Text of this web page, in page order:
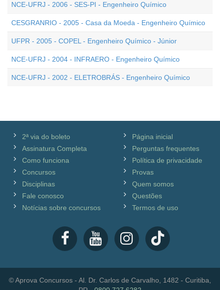
NCE-UFRJ - 2006 - SES-PI - Engenheiro Químico
CESGRANRIO - 2005 - Casa da Moeda - Engenheiro Químico
UFPR - 2005 - COPEL - Engenheiro Químico - Júnior
NCE-UFRJ - 2004 - INFRAERO - Engenheiro Químico
NCE-UFRJ - 2002 - ELETROBRÁS - Engenheiro Químico
2ª via do boleto
Assinatura Completa
Como funciona
Concursos
Disciplinas
Fale conosco
Notícias sobre concursos
Página inicial
Perguntas frequentes
Política de privacidade
Provas
Quem somos
Questões
Termos de uso
© Aprova Concursos - Al. Dr. Carlos de Carvalho, 1482 - Curitiba,